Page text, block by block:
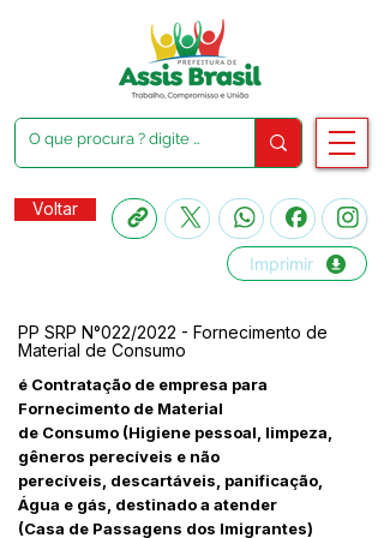
Voltar
Imprimir
PP SRP N°022/2022 - Fornecimento de
Material de Consumo
é Contratação de empresa para
Fornecimento de Material
de Consumo (Higiene pessoal, limpeza,
gêneros perecíveis e não
perecíveis, descartáveis, panificação,
Água e gás, destinado a atender
(Casa de Passagens dos Imigrantes)